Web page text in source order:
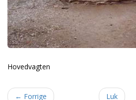
Hovedvagten
← Forrige Luk